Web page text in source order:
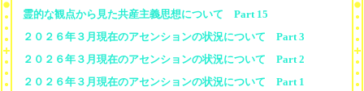
霊的な観点から見た共産主義思想について Part 15
２０２６年３月現在のアセンションの状況について Part 3
２０２６年３月現在のアセンションの状況について Part 2
２０２６年３月現在のアセンションの状況について Part 1